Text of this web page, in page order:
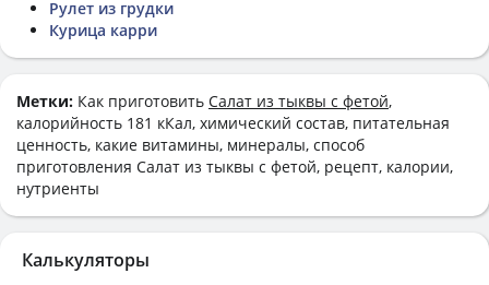
Рулет из грудки
Курица карри
Метки: Как приготовить Салат из тыквы с фетой,
калорийность 181 кКал, химический состав, питательная
ценность, какие витамины, минералы, способ
приготовления Салат из тыквы с фетой, рецепт, калории,
нутриенты
Калькуляторы